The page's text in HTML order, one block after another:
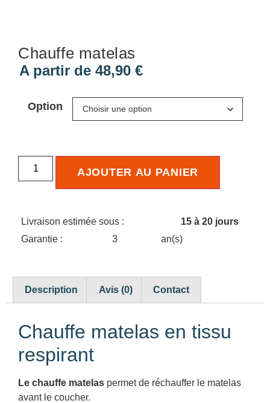
Chauffe matelas
A partir de 48,90 €
Option
AJOUTER AU PANIER
Livraison estimée sous :
15 à 20 jours
Garantie :
3 an(s)
Description Avis (0) Contact
Chauffe matelas en tissu
respirant
Le chauffe matelas permet de réchauffer le matelas
avant le coucher.